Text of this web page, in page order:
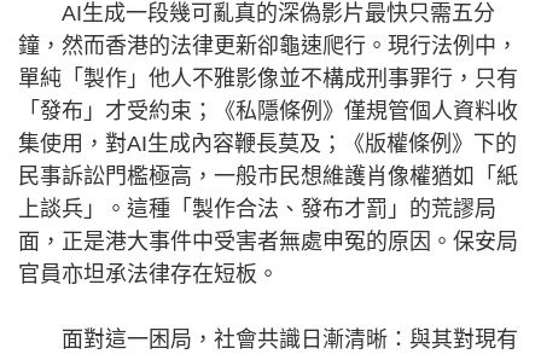
AI生成一段幾可亂真的深偽影片最快只需五分
鐘，然而香港的法律更新卻龜速爬行。現行法例中，
單純「製作」他人不雅影像並不構成刑事罪行，只有
「發布」才受約束；《私隱條例》僅規管個人資料收
集使用，對AI生成內容鞭長莫及；《版權條例》下的
民事訴訟門檻極高，一般市民想維護肖像權猶如「紙
上談兵」。這種「製作合法、發布才罰」的荒謬局
面，正是港大事件中受害者無處申冤的原因。保安局
官員亦坦承法律存在短板。
面對這一困局，社會共識日漸清晰：與其對現有